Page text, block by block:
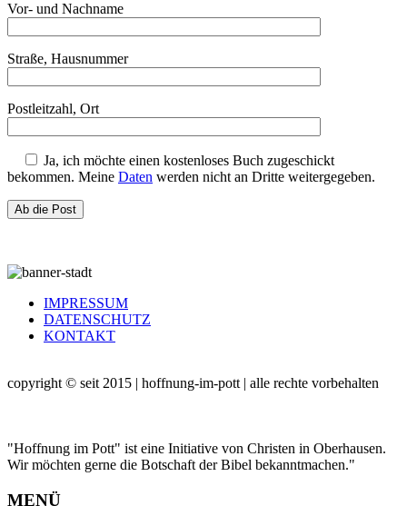
Vor- und Nachname
Straße, Hausnummer
Postleitzahl, Ort
Ja, ich möchte einen kostenloses Buch zugeschickt
bekommen. Meine Daten werden nicht an Dritte weitergegeben.
IMPRESSUM
DATENSCHUTZ
KONTAKT
copyright © seit 2015 | hoffnung-im-pott | alle rechte vorbehalten
"Hoffnung im Pott" ist eine Initiative von Christen in Oberhausen.
Wir möchten gerne die Botschaft der Bibel bekanntmachen."
MENÜ